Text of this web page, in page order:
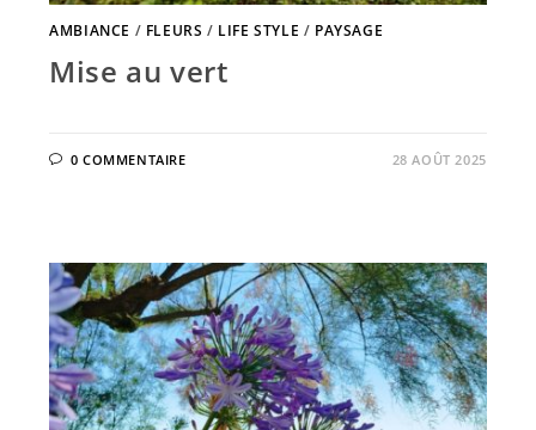
AMBIANCE / FLEURS / LIFE STYLE / PAYSAGE
Mise au vert
0 COMMENTAIRE 28 AOÛT 2025